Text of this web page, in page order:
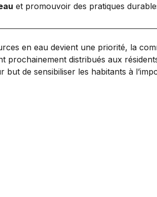
et promouvoir des pratiques
en eau devient une priorité, la
prochainement distribués aux
but de sensibiliser les habitants à